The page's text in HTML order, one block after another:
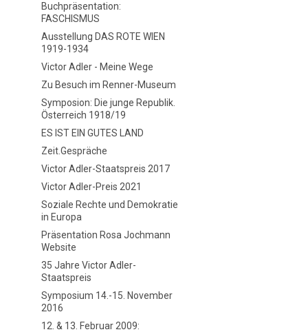
Buchpräsentation:
FASCHISMUS
Ausstellung DAS ROTE WIEN
1919-1934
Victor Adler - Meine Wege
Zu Besuch im Renner-Museum
Symposion: Die junge Republik.
Österreich 1918/19
ES IST EIN GUTES LAND
Zeit.Gespräche
Victor Adler-Staatspreis 2017
Victor Adler-Preis 2021
Soziale Rechte und Demokratie
in Europa
Präsentation Rosa Jochmann
Website
35 Jahre Victor Adler-
Staatspreis
Symposium 14.-15. November
2016
12. & 13. Februar 2009: